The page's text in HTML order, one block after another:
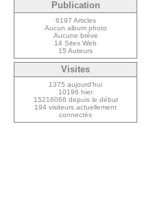
Publication
6197 Articles
Aucun album photo
Aucune brève
14 Sites Web
15 Auteurs
Visites
1375 aujourd’hui
10196 hier
15216066 depuis le début
194 visiteurs actuellement
connectés